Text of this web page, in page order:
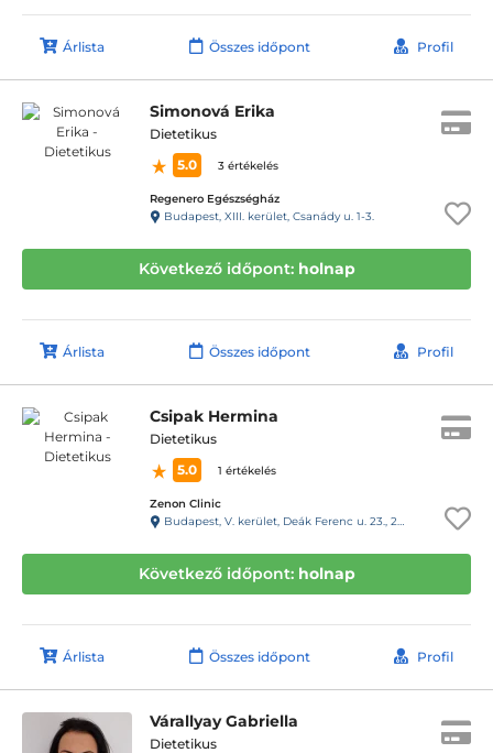
Árlista Összes időpont Profil
Simonová Erika
Dietetikus
5.0
3 értékelés
Regenero Egészségház
Budapest, XIII. kerület, Csanády u. 1-3.
Következő időpont: holnap
Árlista Összes időpont Profil
Csipak Hermina
Dietetikus
5.0
1 értékelés
Zenon Clinic
Budapest, V. kerület, Deák Ferenc u. 23., 2. em.
Következő időpont: holnap
Árlista Összes időpont Profil
Várallyay Gabriella
Dietetikus